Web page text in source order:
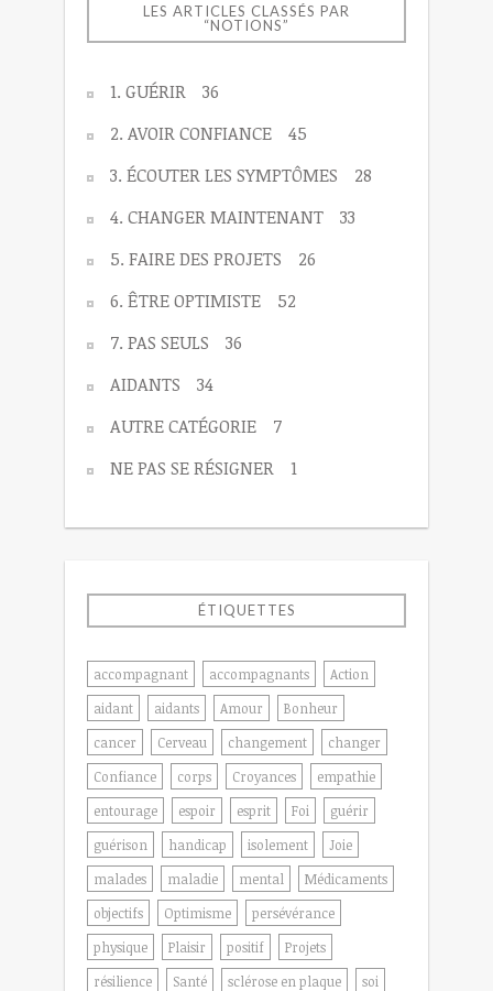
LES ARTICLES CLASSÉS PAR
“NOTIONS”
1. GUÉRIR
36
2. AVOIR CONFIANCE
45
3. ÉCOUTER LES SYMPTÔMES
28
4. CHANGER MAINTENANT
33
5. FAIRE DES PROJETS
26
6. ÊTRE OPTIMISTE
52
7. PAS SEULS
36
AIDANTS
34
AUTRE CATÉGORIE
7
NE PAS SE RÉSIGNER
1
ÉTIQUETTES
accompagnant accompagnants
Action
aidant
aidants Amour
Bonheur
cancer
Cerveau changement
changer
Confiance
corps Croyances
empathie
entourage
espoir esprit Foi
guérir
guérison
handicap isolement
Joie
malades
maladie mental
Médicaments
objectifs
Optimisme
persévérance
physique
Plaisir positif
Projets
résilience
Santé sclérose en plaque
soi